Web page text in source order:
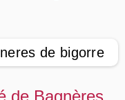
de bigorre
de Bagnères